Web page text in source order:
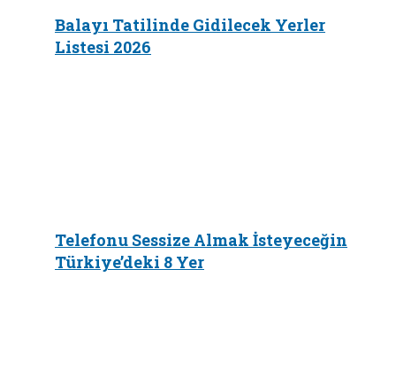
Balayı Tatilinde Gidilecek Yerler
Listesi 2026
Telefonu Sessize Almak İsteyeceğin
Türkiye’deki 8 Yer